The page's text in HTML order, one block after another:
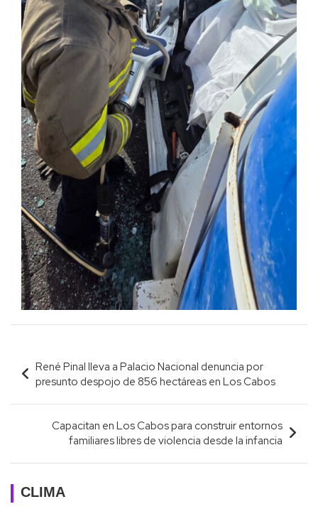
Navegación
de
entradas
René Pinal lleva a Palacio Nacional denuncia por
presunto despojo de 856 hectáreas en Los Cabos
Capacitan en Los Cabos para construir entornos
familiares libres de violencia desde la infancia
CLIMA